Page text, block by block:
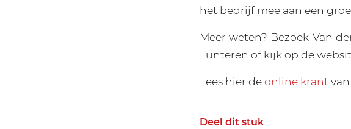
het bedrijf mee aan een
Meer weten? Bezoek Van
Lunteren of kijk op de
Lees hier deonline krant van
Deel dit stuk